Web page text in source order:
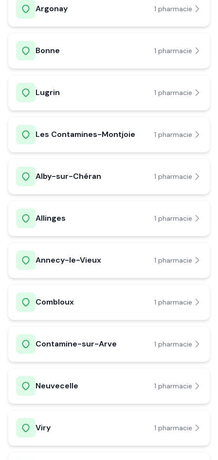
Argonay 1 pharmacie
Bonne 1 pharmacie
Lugrin 1 pharmacie
Les Contamines-Montjoie 1 pharmacie
Alby-sur-Chéran 1 pharmacie
Allinges 1 pharmacie
Annecy-le-Vieux 1 pharmacie
Combloux 1 pharmacie
Contamine-sur-Arve 1 pharmacie
Neuvecelle 1 pharmacie
Viry 1 pharmacie